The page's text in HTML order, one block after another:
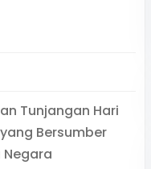
Tunjangan Hari
Bersumber